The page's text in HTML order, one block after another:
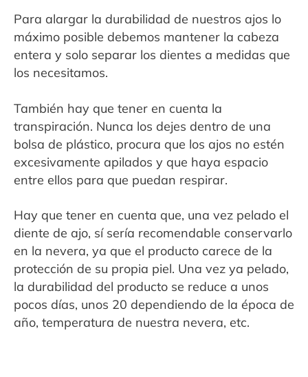
Para alargar la durabilidad de nuestros ajos lo
máximo posible debemos mantener la cabeza
entera y solo separar los dientes a medidas que
los necesitamos.
También hay que tener en cuenta la
transpiración. Nunca los dejes dentro de una
bolsa de plástico, procura que los ajos no estén
excesivamente apilados y que haya espacio
entre ellos para que puedan respirar.
Hay que tener en cuenta que, una vez pelado el
diente de ajo, sí sería recomendable conservarlo
en la nevera, ya que el producto carece de la
protección de su propia piel. Una vez ya pelado,
la durabilidad del producto se reduce a unos
pocos días, unos 20 dependiendo de la época de
año, temperatura de nuestra nevera, etc.